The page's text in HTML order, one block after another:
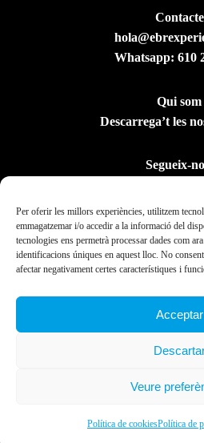
Per oferir les millors experiències, utilitzem
emmagatzemar i/o accedir a la informació del
tecnologies ens permetrà processar dades com
identificacions úniques en aquest lloc. No
afectar negativament certes característiques i
Acceptar
Veure
Política de cookiesPolítica de
Contacte
Whatsapp: 610
Qui som
Descarrega’t les
Segueix-
Ebrexperience © 2019. All
Presidència